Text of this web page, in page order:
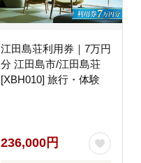
江田島荘利用券｜7万円
分 江田島市/江田島荘
[XBH010] 旅行・体験
236,000円